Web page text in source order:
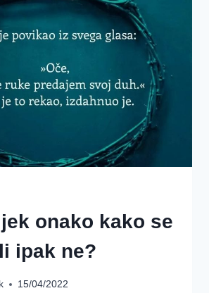
onako kako se
ipak ne?
15/04/2022